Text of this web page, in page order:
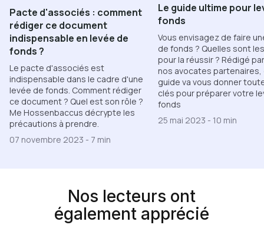
Pacte d'associés : comment
rédiger ce document
indispensable en levée de
fonds ?
Le pacte d'associés est
indispensable dans le cadre d'une
levée de fonds. Comment rédiger
ce document ? Quel est son rôle ?
Me Hossenbaccus décrypte les
précautions à prendre.
07 novembre 2023 - 7 min
Le guide ultime pour
fonds
Vous envisagez de faire
de fonds ? Quelles sont
pour la réussir ? Rédigé
nos avocates partenaires,
guide va vous donner
clés pour préparer votre
fonds
25 mai 2023 - 10 min
Nos lecteurs ont
également apprécié